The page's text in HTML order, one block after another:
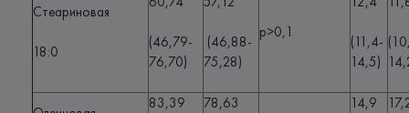
Стеариновая
18:0
(46,79-
76,70)
(46,88-
75,28)
p>0,1
(11,4-
14,5)
83,39 78,63 14,9